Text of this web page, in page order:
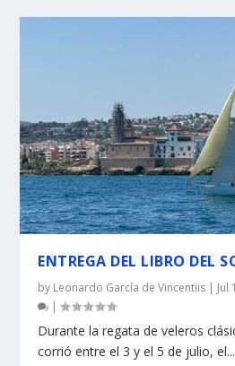
ENTREGA DEL LIBRO DEL
by Leonardo García de Vincentiis | Jul
|
Durante la regata de veleros
corrió entre el 3 y el 5 de julio, el...